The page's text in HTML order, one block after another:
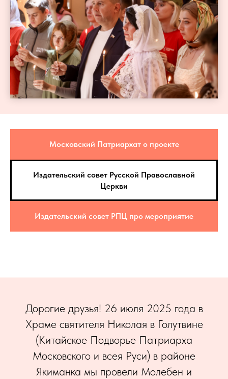
Московский Патриархат о проекте
Издательский совет Русской Православной
Церкви
Издательский совет РПЦ про мероприятие
Дорогие друзья! 26 июля 2025 года в
Храме святителя Николая в Голутвине
(Китайское Подворье Патриарха
Московского и всея Руси) в районе
Якиманка мы провели Молебен и